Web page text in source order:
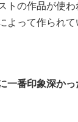
トの作品が使
よって作られて
番印象深かっ